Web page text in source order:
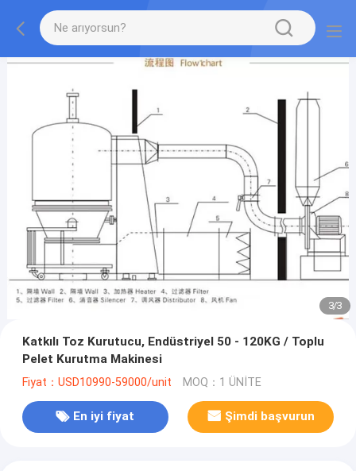
1/3
Katkılı Toz Kurutucu, Endüstriyel 50 - 120KG / Toplu
Pelet Kurutma Makinesi
Fiyat：USD10990-59000/unit MOQ：1 ÜNİTE
En iyi fiyat Şimdi başvurun